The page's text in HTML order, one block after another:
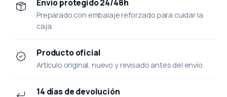
Envío protegido 24/48h
Preparado con embalaje reforzado para cuidar la
caja.
Producto oficial
Artículo original, nuevo y revisado antes del envío.
14 días de devolución